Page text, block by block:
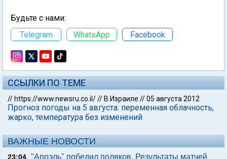
Будьте с нами:
Telegram
WhatsApp Facebook
ССЫЛКИ ПО ТЕМЕ
// https://www.newsru.co.il/// В Израиле //05 августа 2012
Прогноз погоды на 5 августа: переменная облачность,
жарко, температура без изменений
ВАЖНЫЕ НОВОСТИ
23:04 "Апоэль" победил поляков. Результаты матчей